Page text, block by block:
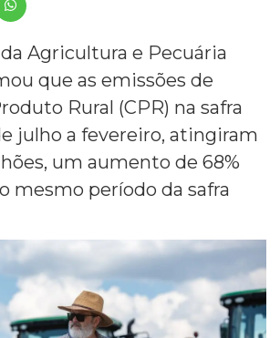
Agricultura e Pecuária
que as emissões de
Rural (CPR) na safra
julho a fevereiro, atingiram
um aumento de 68%
mesmo período da safra